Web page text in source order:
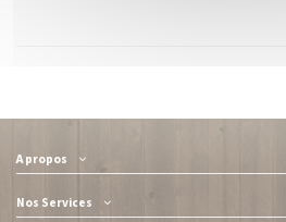
A propos
Nos Services